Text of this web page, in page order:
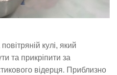
кулі, який
та прикріпити за
відерця. Приблизно